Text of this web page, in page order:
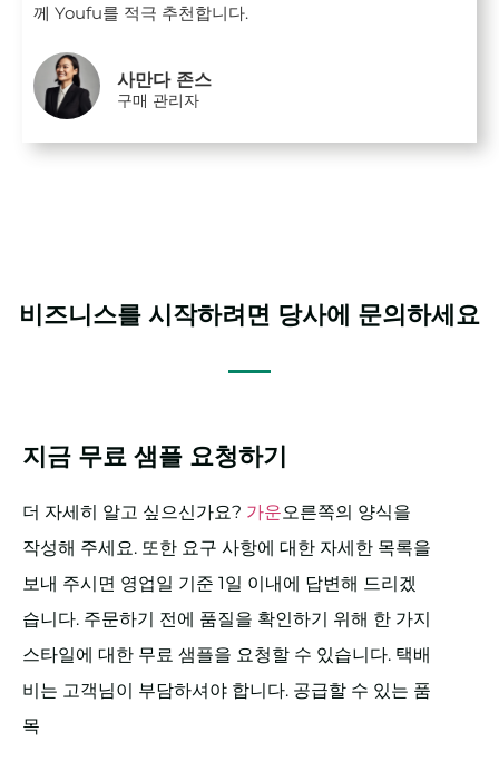
께 Youfu를 적극 추천합니다.
사만다 존스
구매 관리자
비즈니스를 시작하려면 당사에 문의하세요
지금 무료 샘플 요청하기
더 자세히 알고 싶으신가요? 가운오른쪽의 양식을
작성해 주세요. 또한 요구 사항에 대한 자세한 목록을
보내 주시면 영업일 기준 1일 이내에 답변해 드리겠
습니다. 주문하기 전에 품질을 확인하기 위해 한 가지
스타일에 대한 무료 샘플을 요청할 수 있습니다. 택배
비는 고객님이 부담하셔야 합니다. 공급할 수 있는 품
목